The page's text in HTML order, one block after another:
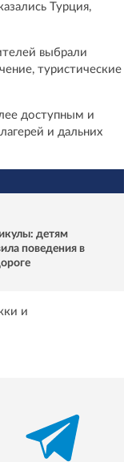
Турция,
выбрали
туристические
доступным и
и дальних
детям
поведения в
и